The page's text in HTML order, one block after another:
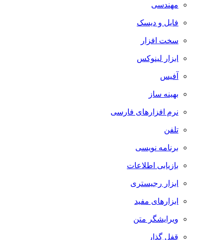
مهندسی
فایل و دیسک
سخت افزار
ابزار لینوکس
آفیس
بهینه ساز
نرم افزارهای فارسی
تلفن
برنامه نویسی
بازیابی اطلاعات
ابزار رجیستری
ابزارهای مفید
ویرایشگر متن
قفل گذار